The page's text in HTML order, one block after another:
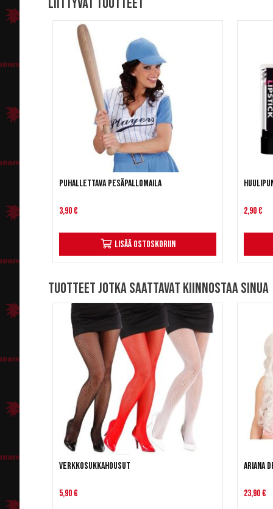
Puhallettava pesäpallomaila
3,90 €
Lisää ostoskoriin
2,90 €
Tuotteet jotka saattavat kiinnostaa sinua
Verkkosukkahousut
5,90 €
Ariana
23,90 €